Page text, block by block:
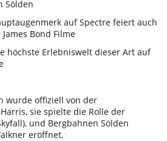
Sölden
auf Spectre feiert auch
Bond Filme
höchste Erlebniswelt dieser Art auf
wurde offiziell von der
sie spielte die Rolle der
und Bergbahnen Sölden
eröffnet.